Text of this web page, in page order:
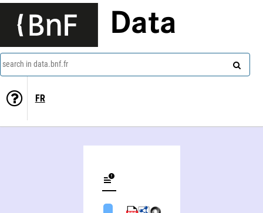
Data
search in data.bnf.fr
FR